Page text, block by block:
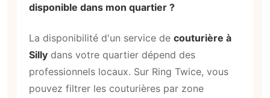
disponible dans mon quartier ?
La disponibilité d'un service de couturière à
Silly dans votre quartier dépend des
professionnels locaux. Sur Ring Twice, vous
pouvez filtrer les couturières par zone